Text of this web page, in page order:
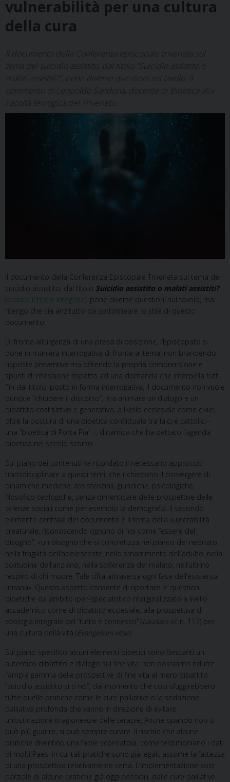
vulnerabilità per una cultura
della cura
Il documento della Conferenza episcopale triveneta sul
tema del suicidio assistito, dal titolo “Suicidio assistito o
malati assistiti?”, pone diverse questioni sul tavolo. Il
commento di Leopoldo Sandonà, docente di Bioetica alla
Facoltà teologica del Triveneto.
Il documento della Conferenza Episcopale Triveneta sul tema del
suicidio assistito, dal titolo Suicidio assistito o malati assistiti?
(scarica il testo integrale), pone diverse questioni sul tavolo, ma
ritengo che sia anzitutto da sottolineare lo stile di questo
documento.
Di fronte all’urgenza di una presa di posizione, l’Episcopato si
pone in maniera interrogativa di fronte al tema, non brandendo
risposte preventive ma offrendo la propria comprensione e
spunti di riflessione rispetto ad una domanda che interpella tutti.
Fin dal titolo, posto in forma interrogativa, il documento non vuole
dunque “chiudere il discorso”, ma animare un dialogo e un
dibattito costruttivo e generativo, a livello ecclesiale come civile,
oltre la postura di una bioetica conflittuale tra laici e cattolici –
una “bioetica di Porta Pia” –, dinamica che ha dettato l’agenda
bioetica nel secolo scorso.
Sul piano dei contenuti va ricordato il necessario approccio
transdisciplinare a questi temi, che richiedono il convergere di
dinamiche mediche, assistenziali, giuridiche, psicologiche,
filosofico-teologiche, senza dimenticare delle prospettive delle
scienze sociali come per esempio la demografia. Il secondo
elemento centrale del documento è il tema della vulnerabilità
creaturale, riconoscendo ognuno di noi come “essere del
bisogno”: «un bisogno che si concretizza nel pianto del neonato,
nella fragilità dell’adolescente, nello smarrimento dell’adulto, nella
solitudine dell’anziano, nella sofferenza del malato, nell’ultimo
respiro di chi muore. Tale cifra attraversa ogni fase dell’esistenza
umana». Questo aspetto consente di riportare le questioni
bioetiche da ambito iper-specialistico marginalizzato a livello
accademico come di dibattito ecclesiale, alla prospettiva di
ecologia integrale del “tutto è connesso” (Laudato si’, n. 117) per
una cultura della vita (Evangelium vitae).
Sul piano specifico alcuni elementi bioetici sono fondanti un
autentico dibattito e dialogo sul fine vita: non possiamo ridurre
l’ampia gamma delle prospettive di fine vita al mero dibattito
“suicidio assistito sì o no”, dal momento che così sfuggirebbero
tutte quelle pratiche come le cure palliative o la sedazione
palliativa profonda che vanno in direzione di evitare
un’ostinazione irragionevole delle terapie. Anche quando non si
può più guarire, si può sempre curare. Il rischio che alcune
pratiche diventino una facile scorciatoia, come testimoniano i dati
di molti Paesi in cui tali pratiche sono già legali, assume la fattezza
di una prospettiva relativamente certa. L’implementazione solo
parziale di alcune pratiche già oggi possibili, dalle cure palliative